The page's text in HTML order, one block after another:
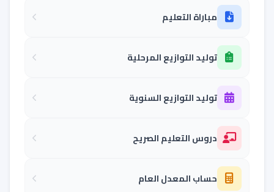
مباراة التعليم
توليد التوازيع المرحلية
توليد التوازيع السنوية
دروس التعليم الصريح
حساب المعدل العام